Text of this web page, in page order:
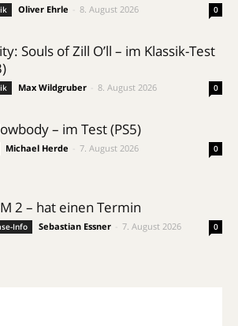
Oliver Ehrle 8. August 2026 0
Souls of Zill O’ll – im Klassik-Test
Max Wildgruber 8. August 2026 0
– im Test (PS5)
Michael Herde 7. August 2026 0
2 – hat einen Termin
Info Sebastian Essner 7. August 2026 0